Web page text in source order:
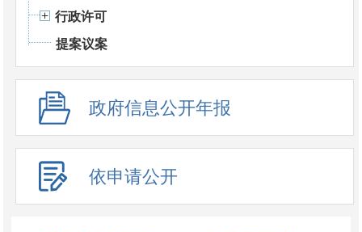
行政许可
提案议案
政府信息公开年报
依申请公开